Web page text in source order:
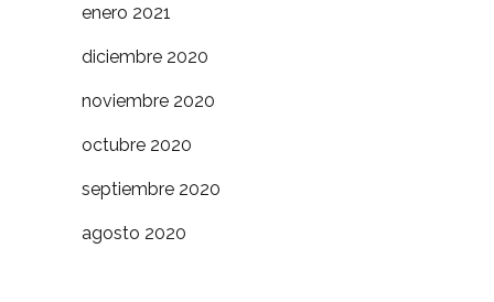
enero 2021
diciembre 2020
noviembre 2020
octubre 2020
septiembre 2020
agosto 2020